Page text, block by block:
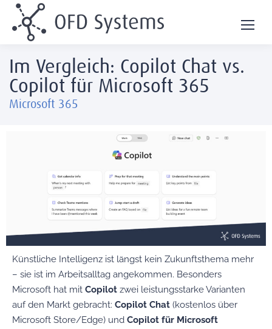
Im Vergleich: Copilot Chat vs.
Copilot für Microsoft 365
Microsoft 365
Künstliche Intelligenz ist längst kein Zukunftsthema mehr
– sie ist im Arbeitsalltag angekommen. Besonders
Microsoft hat mit Copilot zwei leistungsstarke Varianten
auf den Markt gebracht: Copilot Chat (kostenlos über
Microsoft Store/Edge) und Copilot für Microsoft